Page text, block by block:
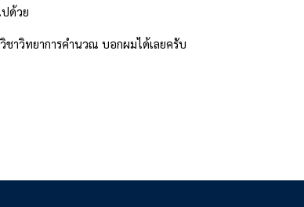
ปด้วย
ชาวิทยาการคำนวณ บอกผมได้เลยครับ